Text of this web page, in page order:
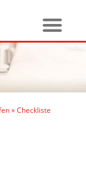
»Checkliste